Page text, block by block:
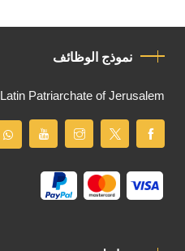
نموذج الوظائف
Latin Patriarchate of Jerusalem